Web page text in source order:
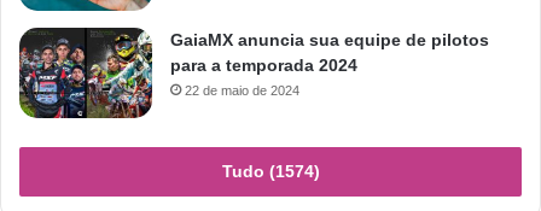
GaiaMX anuncia sua equipe de pilotos
para a temporada 2024
22 de maio de 2024
Tudo (1574)